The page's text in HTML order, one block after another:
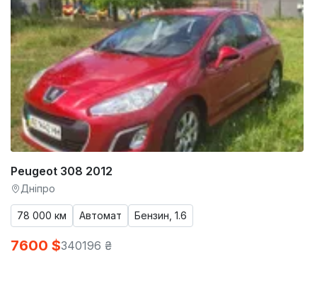
Peugeot 308 2012
Дніпро
78 000 км Автомат Бензин, 1.6
7600 $340196 ₴